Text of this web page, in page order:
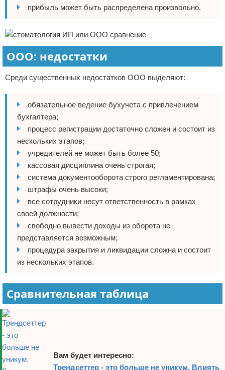
прибыль может быть распределена произвольно.
ООО: недостатки
Среди существенных недостатков ООО выделяют:
обязательное ведение бухучета с привлечением
бухгалтера;
процесс регистрации достаточно сложен и состоит из
нескольких этапов;
учредителей не может быть более 50;
кассовая дисциплина очень строгая;
система документооборота строго регламентирована;
штрафы очень высоки;
все сотрудники несут ответственность в рамках
своей должности;
свободно вывести доходы из оборота не
представляется возможным;
процедура закрытия и ликвидации сложна и состоит
из нескольких этапов.
Сравнительная таблица
Вам будет интересно:
Трендсеттер - это больше не уникум. Влиять